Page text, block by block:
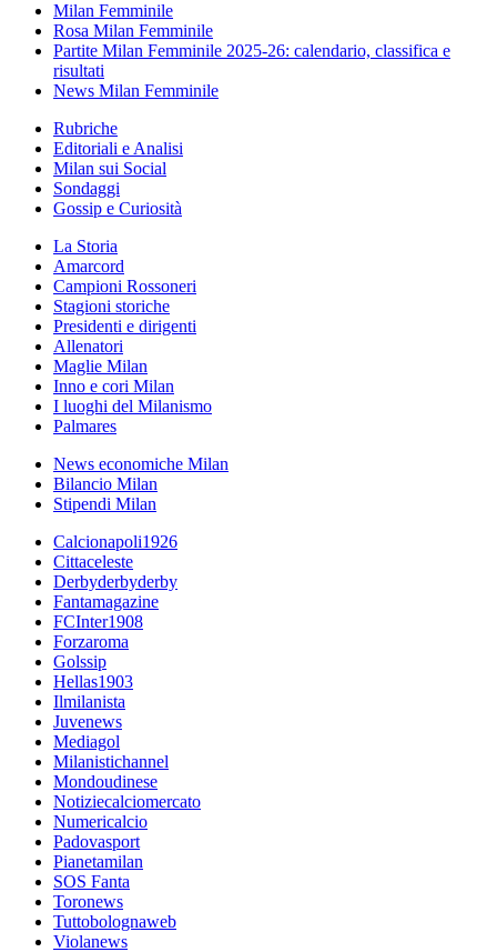
Milan Femminile
Rosa Milan Femminile
Partite Milan Femminile 2025-26: calendario, classifica e
risultati
News Milan Femminile
Rubriche
Editoriali e Analisi
Milan sui Social
Sondaggi
Gossip e Curiosità
La Storia
Amarcord
Campioni Rossoneri
Stagioni storiche
Presidenti e dirigenti
Allenatori
Maglie Milan
Inno e cori Milan
I luoghi del Milanismo
Palmares
News economiche Milan
Bilancio Milan
Stipendi Milan
Calcionapoli1926
Cittaceleste
Derbyderbyderby
Fantamagazine
FCInter1908
Forzaroma
Golssip
Hellas1903
Ilmilanista
Juvenews
Mediagol
Milanistichannel
Mondoudinese
Notiziecalciomercato
Numericalcio
Padovasport
Pianetamilan
SOS Fanta
Toronews
Tuttobolognaweb
Violanews